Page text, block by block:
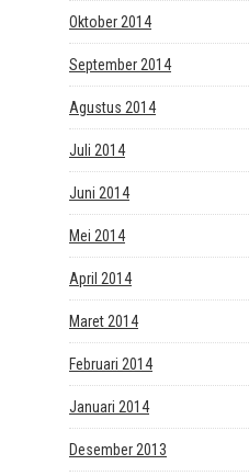
Oktober 2014
September 2014
Agustus 2014
Juli 2014
Juni 2014
Mei 2014
April 2014
Maret 2014
Februari 2014
Januari 2014
Desember 2013